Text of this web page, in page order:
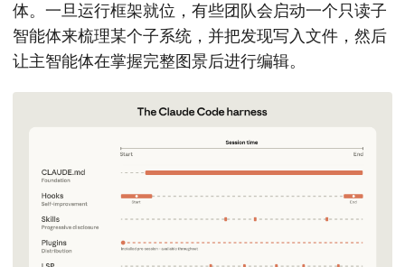
体。一旦运行框架就位，有些团队会启动一个只读子
智能体来梳理某个子系统，并把发现写入文件，然后
让主智能体在掌握完整图景后进行编辑。